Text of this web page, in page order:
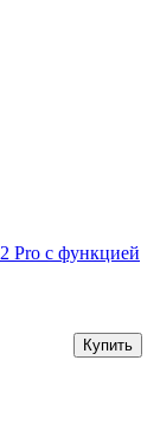
Pro с функцией
Купить